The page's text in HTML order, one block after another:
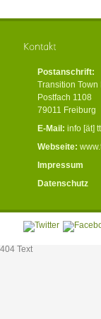
Postanschrift:
Transition Town
Postfach 1108
79011 Freiburg
E-Mail: info [ät]
Webseite:
Impressum
Datenschutz
404 Text